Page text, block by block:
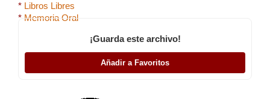
* Libros Libres
* Memoria Oral
¡Guarda este archivo!
Añadir a Favoritos